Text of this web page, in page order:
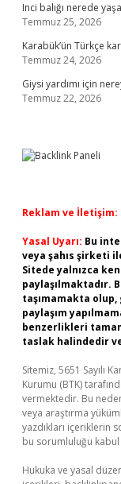
Inci balığı nerede
Temmuz 25, 2026
Karabük’ün Türkçe
Temmuz 24, 2026
Giysi yardımı için
Temmuz 22, 2026
Reklam ve İletişim:
Yasal Uyarı: Bu
veya şahıs şirketi
Sitede yalnızca
paylaşılmaktadır.
taşımamakta
paylaşım
benzerlikleri
taslak halindedir
Sitemiz, 5651 Sayılı
Kurumu (BTK)
vermektedir. Bu
veya araştırma
yazdıkları içeriklerin
bu sorumluluğu kabul
Hukuka ve yasal